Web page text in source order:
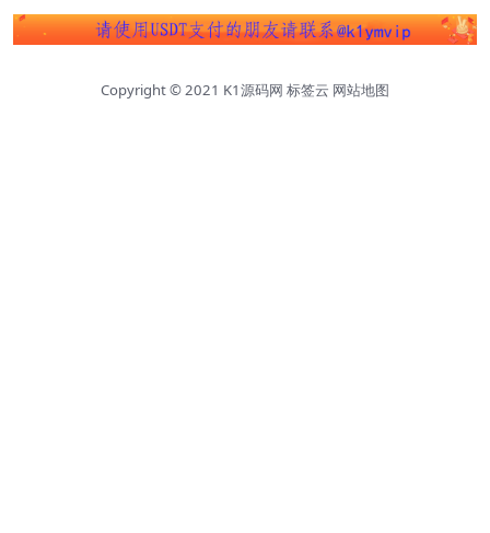
Copyright © 2021 K1源码网 标签云 网站地图